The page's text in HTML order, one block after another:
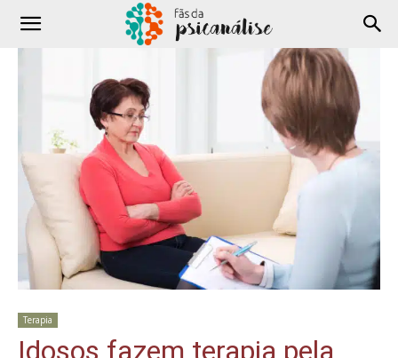
Terapia
Idosos fazem terapia pela